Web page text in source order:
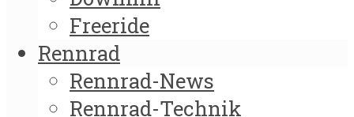
Freeride
Rennrad
Rennrad-News
Rennrad-Technik